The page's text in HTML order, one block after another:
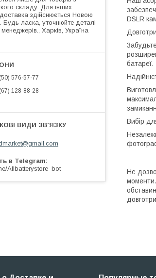
DSLR
батареї.
Вибір
Не
складу. Для інших
здійснюється Новою
ласка, уточнюйте деталі
Харків, Україна
576-57-77
128-88-28
в Telegram
Allbatterystore_bot